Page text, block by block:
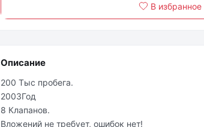
В избранное
Описание
200 Тыс пробега.
2003Год
8 Клапанов.
Вложений не требует, ошибок нет!